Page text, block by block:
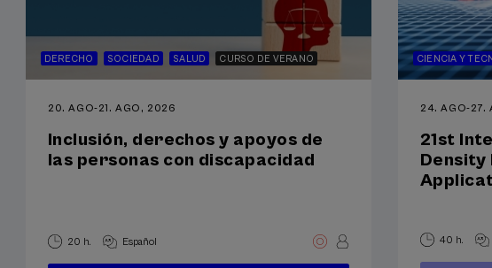
DERECHO SOCIEDAD SALUD CURSO DE VERANO
20. AGO-21. AGO, 2026
Inclusión, derechos y apoyos de
las personas con discapacidad
20 h. Español
CIENCIA Y
24. AGO-27.
21st
Density
40 h.